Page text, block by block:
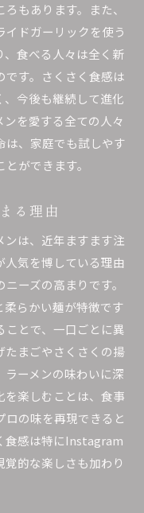
化する調理法
る調理の工夫
ンの調理法
さく感
材の選び方
食材選定
る食材とは
メンの食感
える食材選び
くさくの世界
を作ろう
ン作りの楽しさ
イズ方法
り出すアイデア
さくアレンジ
くさくの可能性
楽しみ方
る一工夫
もあります。また、
イドガーリックを使う
、食べる人々は全く新
です。さくさく食感は
今後も継続して進化
ンを愛する全ての人々
は、家庭でも試しやす
ができます。
る理由
ンは、近年ますます注
気を博している理由
ーズの高まりです。
らかい麺が特徴です
ことで、一口ごとに異
たまごやさくさくの揚
ーメンの味わいに深
を楽しむことは、食事
の味を再現できると
食感は特にInstagram
的な楽しさも加わり